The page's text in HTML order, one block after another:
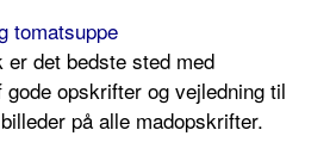
tomatsuppe
er det bedste sted med
opskrifter og vejledning til
på alle madopskrifter.